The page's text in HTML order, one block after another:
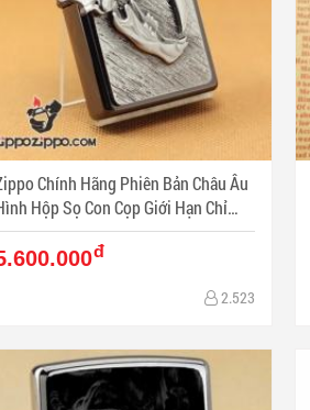
Chính Hãng Phiên Bản Châu Âu
Hộp Sọ Con Cọp Giới Hạn Chỉ
777 Mẫu - Mã SP: ZPC1027
đ
2.523